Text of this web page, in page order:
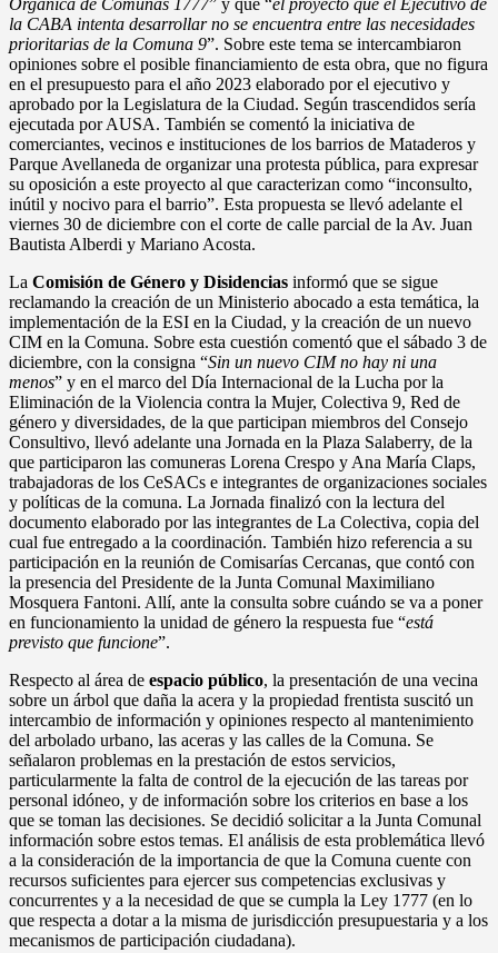
la CABA intenta desarrollar no se encuentra entre las necesidades
prioritarias de la Comuna 9”. Sobre este tema se intercambiaron
opiniones sobre el posible financiamiento de esta obra, que no figura
en el presupuesto para el año 2023 elaborado por el ejecutivo y
aprobado por la Legislatura de la Ciudad. Según trascendidos sería
ejecutada por AUSA. También se comentó la iniciativa de
comerciantes, vecinos e instituciones de los barrios de Mataderos y
Parque Avellaneda de organizar una protesta pública, para expresar
su oposición a este proyecto al que caracterizan como “inconsulto,
inútil y nocivo para el barrio”. Esta propuesta se llevó adelante el
viernes 30 de diciembre con el corte de calle parcial de la Av. Juan
Bautista Alberdi y Mariano Acosta.
La Comisión de Género y Disidencias informó que se sigue
reclamando la creación de un Ministerio abocado a esta temática, la
implementación de la ESI en la Ciudad, y la creación de un nuevo
CIM en la Comuna. Sobre esta cuestión comentó que el sábado 3 de
diciembre, con la consigna “Sin un nuevo CIM no hay ni una
menos” y en el marco del Día Internacional de la Lucha por la
Eliminación de la Violencia contra la Mujer, Colectiva 9, Red de
género y diversidades, de la que participan miembros del Consejo
Consultivo, llevó adelante una Jornada en la Plaza Salaberry, de la
que participaron las comuneras Lorena Crespo y Ana María Claps,
trabajadoras de los CeSACs e integrantes de organizaciones sociales
y políticas de la comuna. La Jornada finalizó con la lectura del
documento elaborado por las integrantes de La Colectiva, copia del
cual fue entregado a la coordinación. También hizo referencia a su
participación en la reunión de Comisarías Cercanas, que contó con
la presencia del Presidente de la Junta Comunal Maximiliano
Mosquera Fantoni. Allí, ante la consulta sobre cuándo se va a poner
en funcionamiento la unidad de género la respuesta fue “está
previsto que funcione”.
Respecto al área de espacio público, la presentación de una vecina
sobre un árbol que daña la acera y la propiedad frentista suscitó un
intercambio de información y opiniones respecto al mantenimiento
del arbolado urbano, las aceras y las calles de la Comuna. Se
señalaron problemas en la prestación de estos servicios,
particularmente la falta de control de la ejecución de las tareas por
personal idóneo, y de información sobre los criterios en base a los
que se toman las decisiones. Se decidió solicitar a la Junta Comunal
información sobre estos temas. El análisis de esta problemática llevó
a la consideración de la importancia de que la Comuna cuente con
recursos suficientes para ejercer sus competencias exclusivas y
concurrentes y a la necesidad de que se cumpla la Ley 1777 (en lo
que respecta a dotar a la misma de jurisdicción presupuestaria y a los
mecanismos de participación ciudadana).